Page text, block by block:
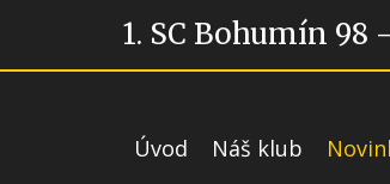
1. SC Bohumín 98
Úvod Náš klub